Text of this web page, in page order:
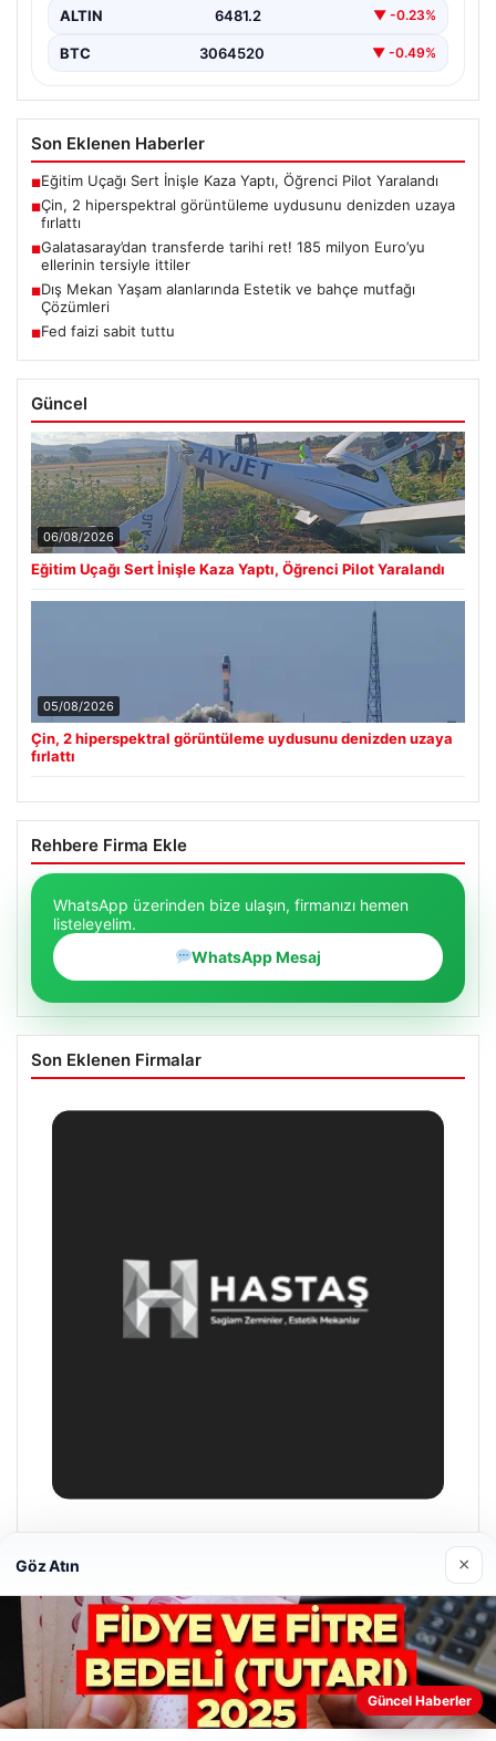
ALTIN 6481.2 ▼ -0.23%
BTC 3064520 ▼ -0.49%
Son Eklenen Haberler
■Eğitim Uçağı Sert İnişle Kaza Yaptı, Öğrenci Pilot Yaralandı
■Çin, 2 hiperspektral görüntüleme uydusunu denizden uzaya
fırlattı
■Galatasaray’dan transferde tarihi ret! 185 milyon Euro’yu
ellerinin tersiyle ittiler
■Dış Mekan Yaşam alanlarında Estetik ve bahçe mutfağı
Çözümleri
■Fed faizi sabit tuttu
Güncel
06/08/2026
Eğitim Uçağı Sert İnişle Kaza Yaptı, Öğrenci Pilot Yaralandı
05/08/2026
Çin, 2 hiperspektral görüntüleme uydusunu denizden uzaya
fırlattı
Rehbere Firma Ekle
WhatsApp üzerinden bize ulaşın, firmanızı hemen
listeleyelim.
WhatsApp Mesaj
Son Eklenen Firmalar
28/04/2026
Göz Atın ×
Güncel Haberler